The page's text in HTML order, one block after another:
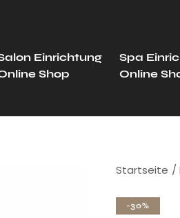
Einrichtung
Shop
Spa
Online
Startseite
-30%